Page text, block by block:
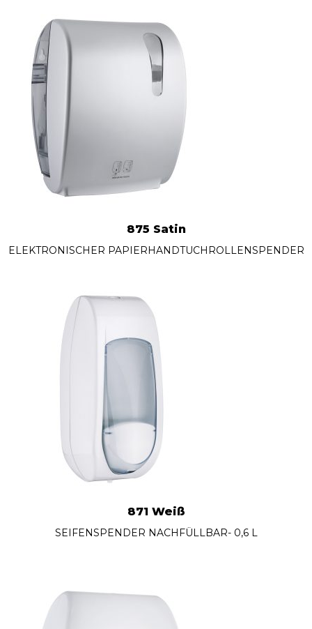
875 Satin
ELEKTRONISCHER PAPIERHANDTUCHROLLENSPENDER
871 Weiß
SEIFENSPENDER NACHFÜLLBAR- 0,6 L